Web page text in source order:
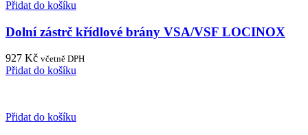
Přidat do košíku
Dolní zástrč křídlové brány VSA/VSF LOCINOX
927 Kč včetně DPH
Přidat do košíku
Přidat do košíku